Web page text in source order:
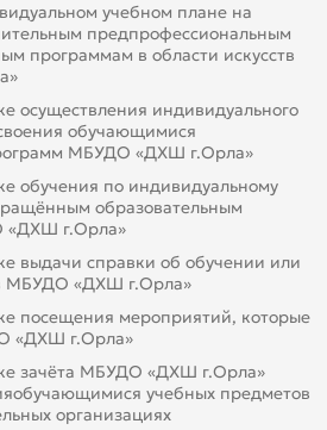
учебном плане на
предпрофессиональным
программам в области искусств
осуществления индивидуального
обучающимися
МБУДО «ДХШ г.Орла»
обучения по индивидуальному
образовательным
«ДХШ г.Орла»
выдачи справки об обучении или
МБУДО «ДХШ г.Орла»
посещения мероприятий, которые
«ДХШ г.Орла»
зачёта МБУДО «ДХШ г.Орла»
учебных предметов
организациях